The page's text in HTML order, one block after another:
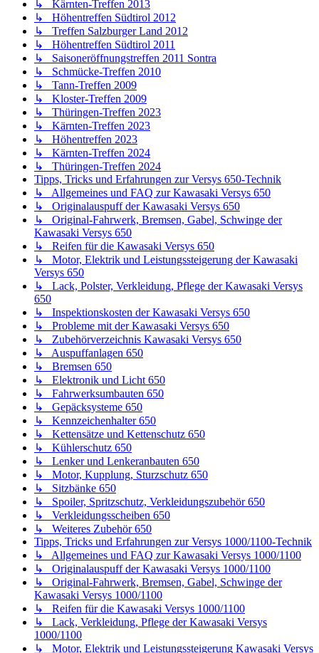
↳ Kärnten-Treffen 2013
↳ Höhentreffen Südtirol 2012
↳ Treffen Salzburger Land 2012
↳ Höhentreffen Südtirol 2011
↳ Saisoneröffnungstreffen 2011 Sontra
↳ Schmücke-Treffen 2010
↳ Tann-Treffen 2009
↳ Kloster-Treffen 2009
↳ Thüringen-Treffen 2023
↳ Kärnten-Treffen 2023
↳ Höhentreffen 2023
↳ Kärnten-Treffen 2024
↳ Thüringen-Treffen 2024
Tipps, Tricks und Erfahrungen zur Versys 650-Technik
↳ Allgemeines und FAQ zur Kawasaki Versys 650
↳ Originalauspuff der Kawasaki Versys 650
↳ Original-Fahrwerk, Bremsen, Gabel, Schwinge der
Kawasaki Versys 650
↳ Reifen für die Kawasaki Versys 650
↳ Motor, Elektrik und Leistungssteigerung der Kawasaki
Versys 650
↳ Lack, Polster, Verkleidung, Pflege der Kawasaki Versys
650
↳ Inspektionskosten der Kawasaki Versys 650
↳ Probleme mit der Kawasaki Versys 650
↳ Zubehörverzeichnis Kawasaki Versys 650
↳ Auspuffanlagen 650
↳ Bremsen 650
↳ Elektronik und Licht 650
↳ Fahrwerksumbauten 650
↳ Gepäcksysteme 650
↳ Kennzeichenhalter 650
↳ Kettensätze und Kettenschutz 650
↳ Kühlerschutz 650
↳ Lenker und Lenkeranbauten 650
↳ Motor, Kupplung, Sturzschutz 650
↳ Sitzbänke 650
↳ Spoiler, Spritzschutz, Verkleidungszubehör 650
↳ Verkleidungsscheiben 650
↳ Weiteres Zubehör 650
Tipps, Tricks und Erfahrungen zur Versys 1000/1100-Technik
↳ Allgemeines und FAQ zur Kawasaki Versys 1000/1100
↳ Originalauspuff der Kawasaki Versys 1000/1100
↳ Original-Fahrwerk, Bremsen, Gabel, Schwinge der
Kawasaki Versys 1000/1100
↳ Reifen für die Kawasaki Versys 1000/1100
↳ Lack, Verkleidung, Pflege der Kawasaki Versys
1000/1100
↳ Motor, Elektrik und Leistungssteigerung Kawasaki Versys